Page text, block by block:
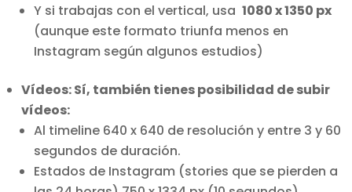
Y si trabajas con el vertical, usa1080 x 1350 px
(aunque este formato triunfa menos en
Instagram según algunos estudios)
Vídeos: Sí, también tienes posibilidad de subir
vídeos:
Al timeline 640 x 640 de resolución y entre 3 y 60
segundos de duración.
Estados de Instagram (stories que se pierden a